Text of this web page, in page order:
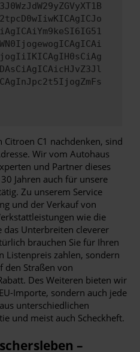
C1 nachdenken, sind
Wir vom Autohaus
und Partner dieses
Jahren auch für unsere
Zu unserem Service
und der Verkauf von
wie die
das Unterbreiten cleverer
brauchen Sie für Ihren
Listenpreis zahlen, sondern
den Straßen von
Des Weiteren bieten wir
Importe, sondern auch jede
unterschiedlichen
und meist auch Scheckheft.
–